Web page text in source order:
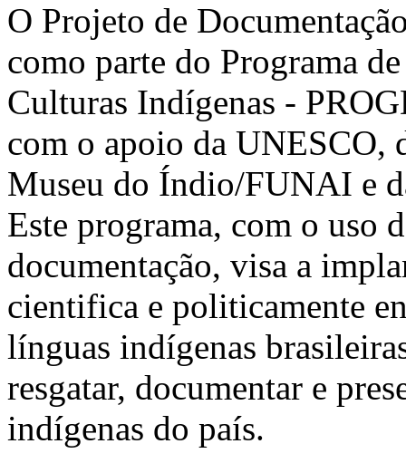
O Projeto de
como parte do Programa
Culturas Indígenas -
com o apoio da UNESCO,
Museu do Índio/FUNAI e
Este programa, com o uso
documentação, visa a
cientifica e politicamente
línguas indígenas
resgatar, documentar e
indígenas do país.